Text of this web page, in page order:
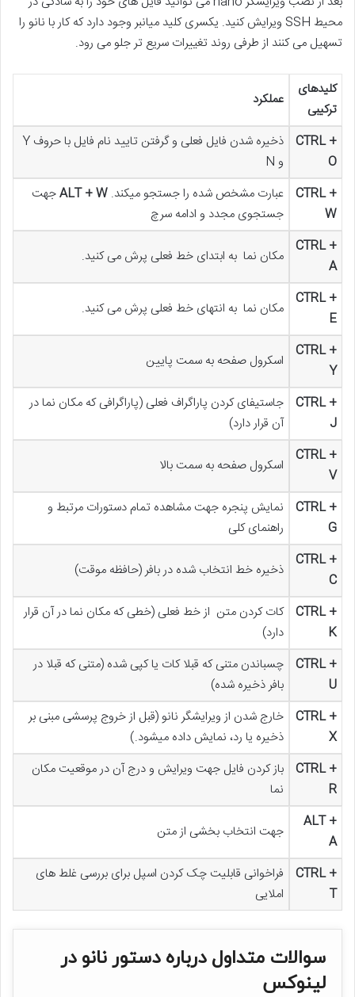
محیط SSH ویرایش کنید. یکسری کلید میانبر وجود دارد که کار با نانو را
تسهیل می کنند از طرفی روند تغییرات سریع تر جلو می رود.
کلیدهای
ترکیبی
عملکرد
CTRL +
O
ذخیره شدن فایل فعلی و گرفتن تایید نام فایل با حروف Y
و N
CTRL +
W
عبارت مشخص شده را جستجو میکند. ALT + Wجهت
جستجوی مجدد و ادامه سرچ
CTRL +
A
مکان نما به ابتدای خط فعلی پرش می کنید.
CTRL +
E
مکان نما به انتهای خط فعلی پرش می کنید.
CTRL +
Y
اسکرول صفحه به سمت پایین
CTRL +
J
جاستیفای کردن پاراگراف فعلی (پاراگرافی که مکان نما در
آن قرار دارد)
CTRL +
V
اسکرول صفحه به سمت بالا
CTRL +
G
نمایش پنجره جهت مشاهده تمام دستورات مرتبط و
راهنمای کلی
CTRL +
C
ذخیره خط انتخاب شده در بافر (حافظه موقت)
CTRL +
K
کات کردن متن از خط فعلی (خطی که مکان نما در آن قرار
دارد)
CTRL +
U
چسباندن متنی که قبلا کات یا کپی شده (متنی که قبلا در
بافر ذخیره شده)
CTRL +
X
خارج شدن از ویرایشگر نانو (قبل از خروج پرسشی مبنی بر
ذخیره یا رد، نمایش داده میشود.)
CTRL +
R
باز کردن فایل جهت ویرایش و درج آن در موقعیت مکان
نما
ALT +
A
جهت انتخاب بخشی از متن
CTRL +
T
فراخوانی قابلیت چک کردن اسپل برای بررسی غلط های
املایی
سوالات متداول درباره دستور نانو در
لینوکس